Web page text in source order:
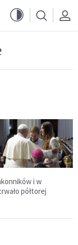
i w
półtorej